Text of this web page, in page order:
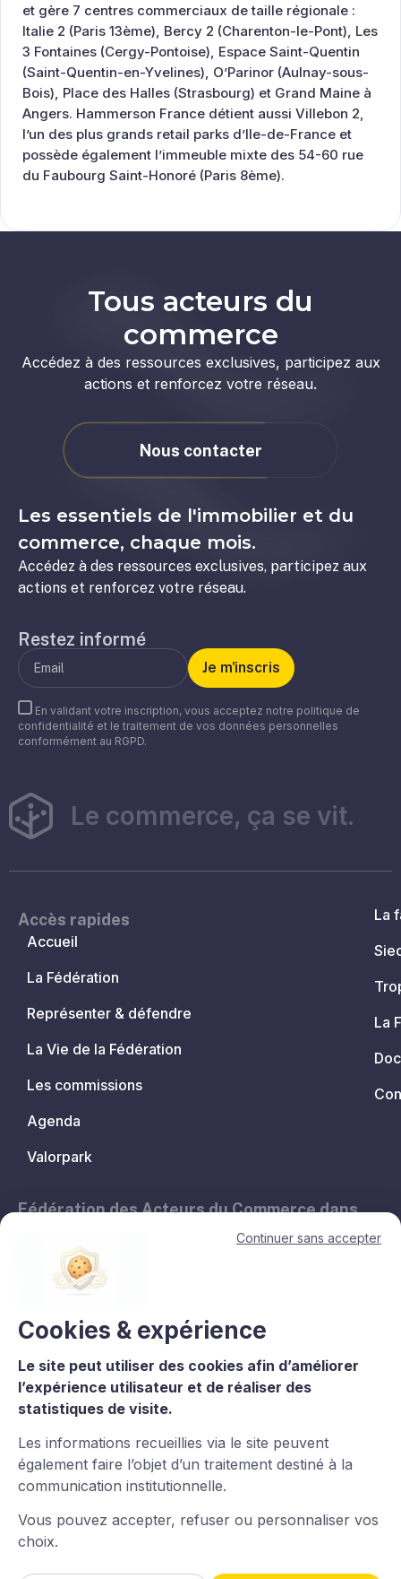
et gère 7 centres commerciaux de taille régionale :
Italie 2 (Paris 13ème), Bercy 2 (Charenton-le-Pont), Les
3 Fontaines (Cergy-Pontoise), Espace Saint-Quentin
(Saint-Quentin-en-Yvelines), O’Parinor (Aulnay-sous-
Bois), Place des Halles (Strasbourg) et Grand Maine à
Angers. Hammerson France détient aussi Villebon 2,
l’un des plus grands retail parks d’Ile-de-France et
possède également l’immeuble mixte des 54-60 rue
du Faubourg Saint-Honoré (Paris 8ème).
Tous acteurs du
commerce
Accédez à des ressources exclusives, participez aux
actions et renforcez votre réseau.
Nous contacter
Les essentiels de l'immobilier et du
commerce, chaque mois.
Accédez à des ressources exclusives, participez aux
actions et renforcez votre réseau.
Restez informé
En validant votre inscription, vous acceptez notre politique de
confidentialité et le traitement de vos données personnelles
conformément au RGPD.
Le commerce, ça se vit.
Accès rapides
Accueil
La Fédération
Représenter & défendre
La Vie de la Fédération
Les commissions
Agenda
Valorpark
La
La
Fédération des Acteurs du Commerce dans
11, avenue de l'Opéra - 75001 Paris
contact@lesacteursducommerce.com
+33 1 53 43 82 60
Le CNCC est un organisme de formation enregistré sous le numéro
11756688975 auprès du préfet de région d’Île-de-France. La
certification qualité est délivrée au titre de la catégorie : L.6313-
de Freepik.
Imaginé et conçu par
Continuer sans accepter
Cookies & expérience
Le site peut utiliser des cookies afin d’améliorer
l’expérience utilisateur et de réaliser des
statistiques de visite.
Les informations recueillies via le site peuvent
également faire l’objet d’un traitement destiné à la
communication institutionnelle.
Vous pouvez accepter, refuser ou personnaliser vos
choix.